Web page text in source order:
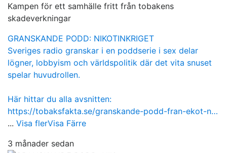
Kampen för ett samhälle fritt från tobakens
skadeverkningar
GRANSKANDE PODD: NIKOTINKRIGET
Sveriges radio granskar i en poddserie i sex delar
lögner, lobbyism och världspolitik där det vita snuset
spelar huvudrollen.
Här hittar du alla avsnitten:
https://tobaksfakta.se/granskande-podd-fran-ekot-n…
... Visa flerVisa Färre
3 månader sedan